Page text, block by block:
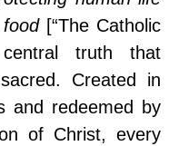
[“The Catholic
truth that
Created in
and redeemed by
of Christ, every